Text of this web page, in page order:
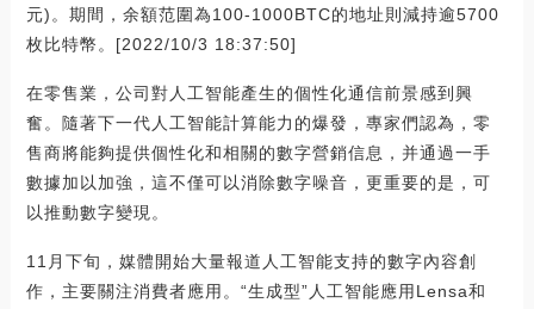
元)。期間，余額范圍為100-1000BTC的地址則減持逾5700
枚比特幣。[2022/10/3 18:37:50]
在零售業，公司對人工智能產生的個性化通信前景感到興
奮。隨著下一代人工智能計算能力的爆發，專家們認為，零
售商將能夠提供個性化和相關的數字營銷信息，并通過一手
數據加以加強，這不僅可以消除數字噪音，更重要的是，可
以推動數字變現。
11月下旬，媒體開始大量報道人工智能支持的數字內容創
作，主要關注消費者應用。“生成型”人工智能應用Lensa和